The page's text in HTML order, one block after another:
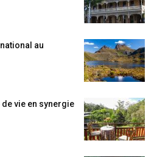
au
de vie en synergie